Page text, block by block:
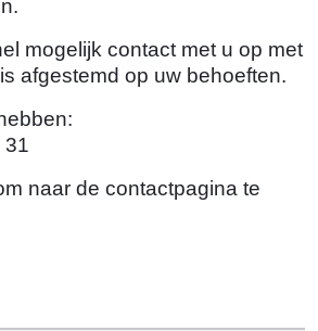
mogelijk contact met u op met
afgestemd op uw behoeften.
31
naar de contactpagina te